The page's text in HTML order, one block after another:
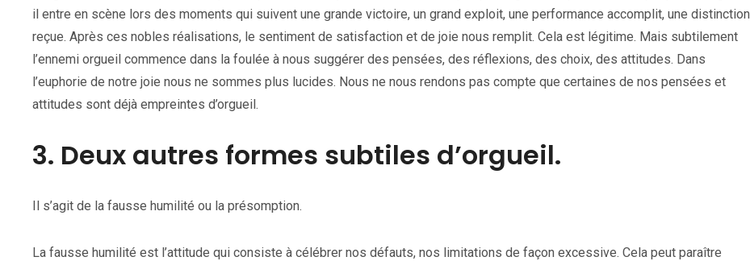
il entre en scène lors des moments qui suivent une grande victoire, un grand exploit, une performance accomplit, une distinction
reçue. Après ces nobles réalisations, le sentiment de satisfaction et de joie nous remplit. Cela est légitime. Mais subtilement
l’ennemi orgueil commence dans la foulée à nous suggérer des pensées, des réflexions, des choix, des attitudes. Dans
l’euphorie de notre joie nous ne sommes plus lucides. Nous ne nous rendons pas compte que certaines de nos pensées et
attitudes sont déjà empreintes d’orgueil.
3. Deux autres formes subtiles d’orgueil.
Il s’agit de la fausse humilité ou la présomption.
La fausse humilité est l’attitude qui consiste à célébrer nos défauts, nos limitations de façon excessive. Cela peut paraître